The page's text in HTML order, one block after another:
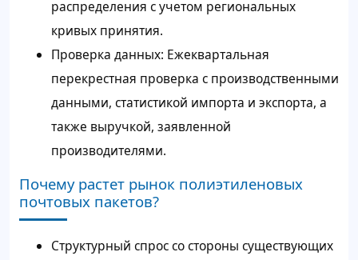
распределения с учетом региональных
кривых принятия.
Проверка данных: Ежеквартальная
перекрестная проверка с производственными
данными, статистикой импорта и экспорта, а
также выручкой, заявленной
производителями.
Почему растет рынок полиэтиленовых
почтовых пакетов?
Структурный спрос со стороны существующих